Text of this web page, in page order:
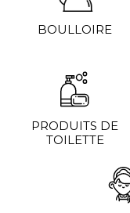
BOULLOIRE
PRODUITS DE
TOILETTE